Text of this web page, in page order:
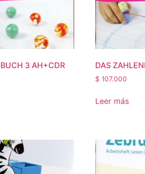
3 AH+CDR DAS
$ 107.000
Leer más